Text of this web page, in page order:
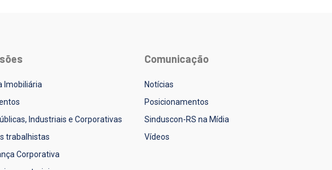
Imobiliária
Industriais e Corporativas
trabalhistas
Corporativa
Comunicação
Notícias
Posicionamentos
Sinduscon-RS na Mídia
Vídeos